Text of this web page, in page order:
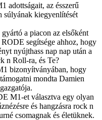
adottságait, az ésszerű
súlyának kiegyenlítését
a piacon az elsőként
segítsége ahhoz, hogy
nyújthass nap nap után a
n Roll-ra, és Te?
bizonyítványában, hogy
mondta Damien
M1-et választva egy olyan
és hangzásra rock n
csomagnak és életüknek.